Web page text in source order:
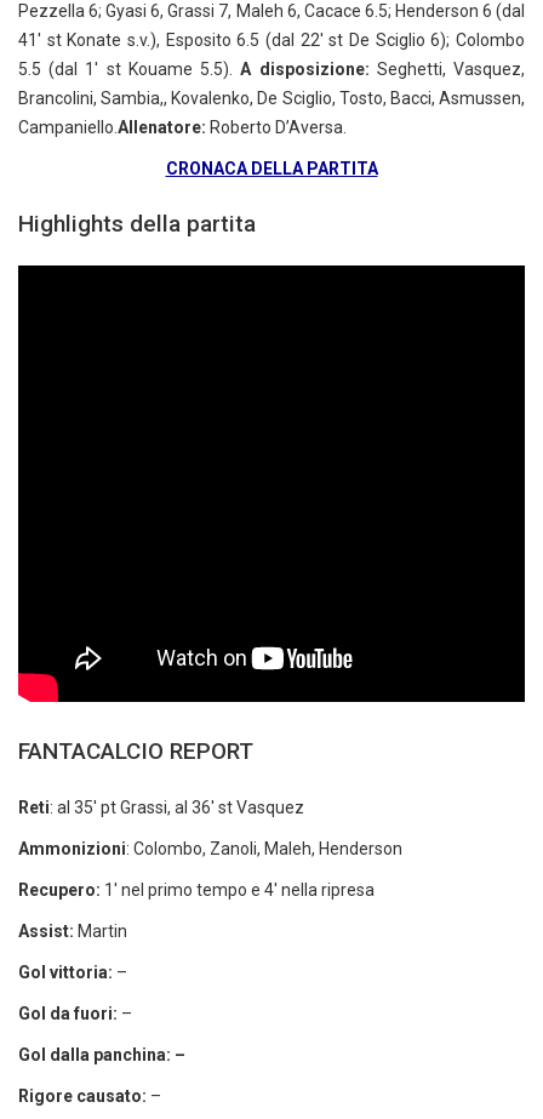
Pezzella 6; Gyasi 6, Grassi 7, Maleh 6, Cacace 6.5; Henderson 6 (dal
41′ st Konate s.v.), Esposito 6.5 (dal 22′ st De Sciglio 6); Colombo
5.5 (dal 1′ st Kouame 5.5).A disposizione: Seghetti, Vasquez,
Brancolini, Sambia,, Kovalenko, De Sciglio, Tosto, Bacci, Asmussen,
Campaniello.Allenatore: Roberto D’Aversa.
CRONACA DELLA PARTITA
Highlights della partita
FANTACALCIO REPORT
Reti: al 35′ pt Grassi, al 36′ st Vasquez
Ammonizioni: Colombo, Zanoli, Maleh, Henderson
Recupero: 1′ nel primo tempo e 4′ nella ripresa
Assist: Martin
Gol vittoria: –
Gol da fuori: –
Gol dalla panchina: –
Rigore causato: –